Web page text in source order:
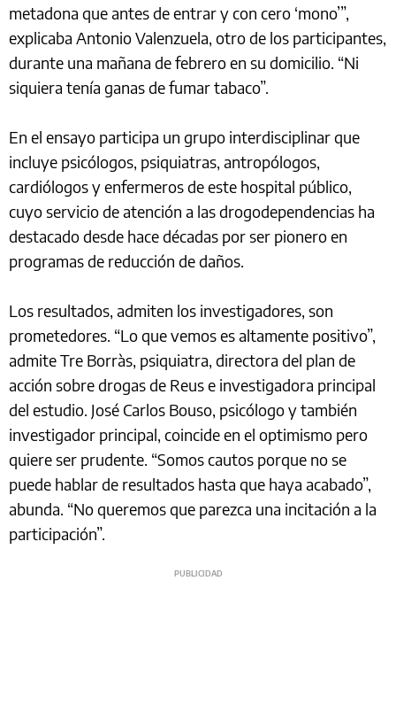
metadona que antes de entrar y con cero ‘mono’”,
explicaba Antonio Valenzuela, otro de los participantes,
durante una mañana de febrero en su domicilio. “Ni
siquiera tenía ganas de fumar tabaco”.
En el ensayo participa un grupo interdisciplinar que
incluye psicólogos, psiquiatras, antropólogos,
cardiólogos y enfermeros de este hospital público,
cuyo servicio de atención a las drogodependencias ha
destacado desde hace décadas por ser pionero en
programas de reducción de daños.
Los resultados, admiten los investigadores, son
prometedores. “Lo que vemos es altamente positivo”,
admite Tre Borràs, psiquiatra, directora del plan de
acción sobre drogas de Reus e investigadora principal
del estudio. José Carlos Bouso, psicólogo y también
investigador principal, coincide en el optimismo pero
quiere ser prudente. “Somos cautos porque no se
puede hablar de resultados hasta que haya acabado”,
abunda. “No queremos que parezca una incitación a la
participación”.